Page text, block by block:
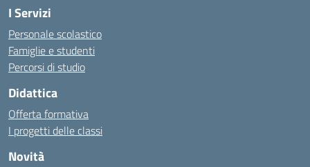
I Servizi
Personale scolastico
Famiglie e studenti
Percorsi di studio
Didattica
Offerta formativa
I progetti delle classi
Novità